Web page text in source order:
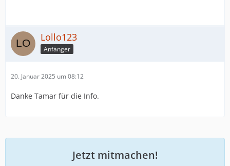
Lollo123
Anfänger
20. Januar 2025 um 08:12
Danke Tamar für die Info.
Jetzt mitmachen!